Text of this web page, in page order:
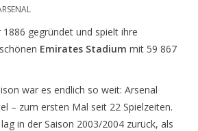
1886 gegründet und spielt ihre
Emirates Stadium mit 59 867
war es endlich so weit: Arsenal
– zum ersten Mal seit 22 Spielzeiten.
in der Saison 2003/2004 zurück, als